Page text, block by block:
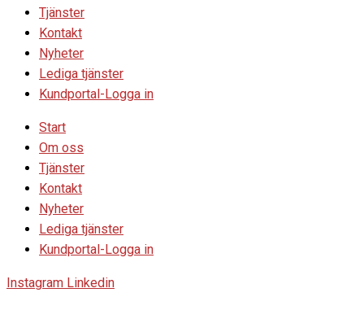
Tjänster
Kontakt
Nyheter
Lediga tjänster
Kundportal-Logga in
Start
Om oss
Tjänster
Kontakt
Nyheter
Lediga tjänster
Kundportal-Logga in
Instagram Linkedin